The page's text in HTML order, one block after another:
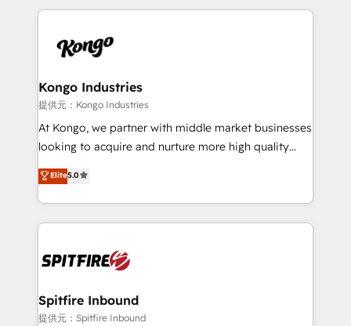
such as Brussels Airport, Volvo, Farmaline, Agilitas,
Streamz and Michelin.
growth for our client's businesses. These methods
exactly where your marketing budget is being used
and overall revenue to a level not feasible with
traditional methods. If you’re a frustrated marketing
manager or business owner sick of wasting budget
with generic agencies and their outdated methods,
just like yours attract more high-quality leads
throughout each stage of the buying cycle with
enable sales teams with the process, technology and
training to smash targets.
Kongo Industries
提供元：Kongo Industries
At Kongo, we partner with middle market businesses
looking to acquire and nurture more high quality
leads. We use digital media, marketing cloud,
automation and software integration to drive sales
and, deliver clarity on marketing expenditure.
Elite5.0
Spitfire Inbound
提供元：Spitfire Inbound